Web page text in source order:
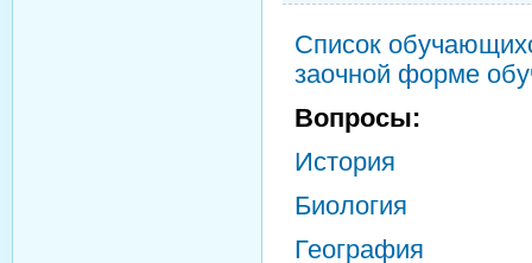
Список
заочной форме
Вопросы:
История
Биология
География